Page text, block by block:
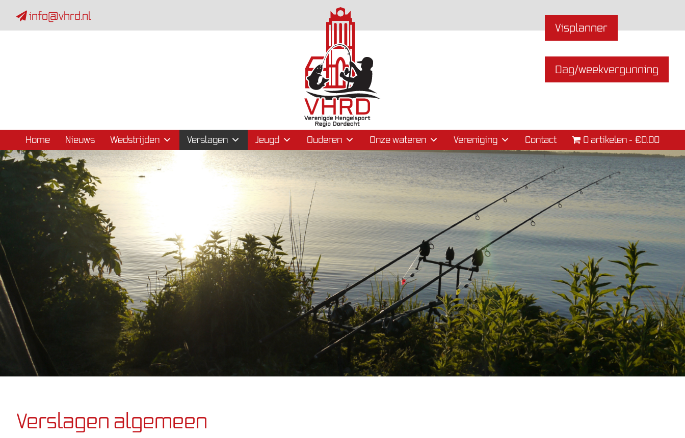
info@vhrd.nl
Visplanner
Dag/weekvergunning
Skip naar content
Home Nieuws Wedstrijden Verslagen Jeugd Ouderen Onze wateren Vereniging Contact 0 artikelen €0.00
Verslagen algemeen